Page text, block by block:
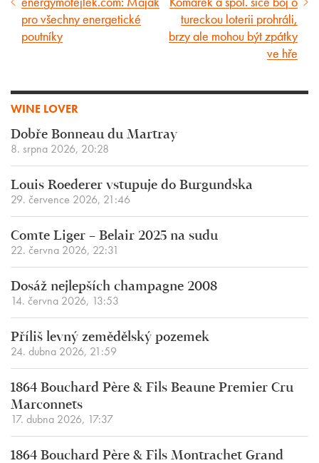
Předcházející
článek
pro všechny energetické
poutníky
Následující
článek
tureckou loterii prohráli,
brzy ale mohou být zpátky
ve hře
WINE LOVER
Dobře Bonneau du Martray
8. srpna 2026, 20:28
Louis Roederer vstupuje do Burgundska
29. července 2026, 21:46
Comte Liger – Belair 2025 na sudu
22. června 2026, 22:31
Dosáž nejlepších champagne 2008
14. června 2026, 13:53
Příliš levný zemědělský pozemek
24. dubna 2026, 21:59
1864 Bouchard Père & Fils Beaune Premier Cru
Marconnets
17. dubna 2026, 17:37
1864 Bouchard Père & Fils Montrachet Grand